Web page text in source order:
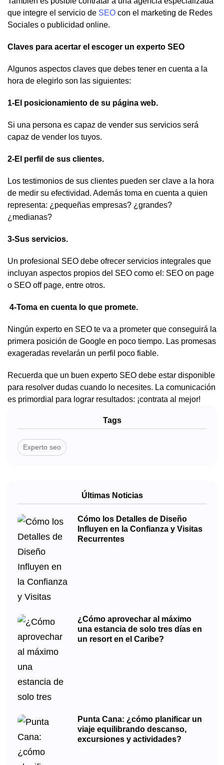
que integre el servicio de SEO con el marketing de Redes
Sociales o publicidad online.
Claves para acertar el escoger un experto SEO
Algunos aspectos claves que debes tener en cuenta a la
hora de elegirlo son las siguientes:
1-El posicionamiento de su página web.
Si una persona es capaz de vender sus servicios será
capaz de vender los tuyos.
2-El perfil de sus clientes.
Los testimonios de sus clientes pueden ser clave a la hora
de medir su efectividad. Además toma en cuenta a quien
representa: ¿pequeñas empresas? ¿grandes?
¿medianas?
3-Sus servicios.
Un profesional SEO debe ofrecer servicios integrales que
incluyan aspectos propios del SEO como el: SEO on page
o SEO off page, entre otros.
4-Toma en cuenta lo que promete.
Ningún experto en SEO te va a prometer que conseguirá la
primera posición de Google en poco tiempo. Las promesas
exageradas revelarán un perfil poco fiable.
Recuerda que un buen experto SEO debe estar disponible
para resolver dudas cuando lo necesites. La comunicación
es primordial para lograr resultados: ¡contrata al mejor!
Tags
Experto seo
Últimas Noticias
Cómo los Detalles de Diseño
Influyen en la Confianza y Visitas
Recurrentes
¿Cómo aprovechar al máximo
una estancia de solo tres días en
un resort en el Caribe?
Punta Cana: ¿cómo planificar un
viaje equilibrando descanso,
excursiones y actividades?